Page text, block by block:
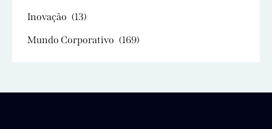
Inovação (13)
Mundo Corporativo (169)